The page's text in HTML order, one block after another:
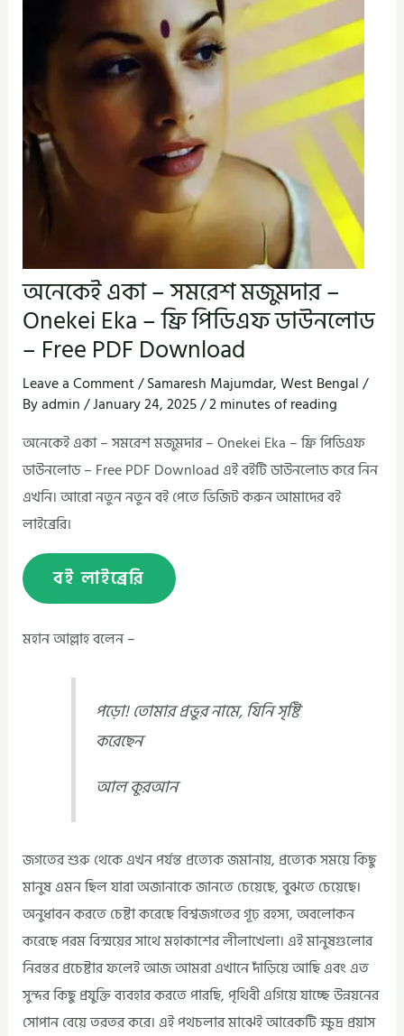
অনেকেই একা – সমরেশ মজুমদার –
Onekei Eka – ফ্রি পিডিএফ ডাউনলোড
– Free PDF Download
Leave a Comment/Samaresh Majumdar,West Bengal/
Byadmin/January 24, 2025/2 minutes of reading
অনেকেই একা – সমরেশ মজুমদার – Onekei Eka – ফ্রি পিডিএফ
ডাউনলোড – Free PDF Download এই বইটি ডাউনলোড করে নিন
এখনি। আরো নতুন নতুন বই পেতে ভিজিট করুন আমাদের বই
লাইব্রেরি।
বই লাইব্রেরি
মহান আল্লাহ বলেন –
পড়ো! তোমার প্রভুর নামে, যিনি সৃষ্টি
করেছেন
আল কুরআন
জগতের শুরু থেকে এখন পর্যন্ত প্রত্যেক জমানায়, প্রত্যেক সময়ে কিছু
মানুষ এমন ছিল যারা অজানাকে জানতে চেয়েছে, বুঝতে চেয়েছে।
অনুধাবন করতে চেষ্টা করেছে বিশ্বজগতের গূঢ় রহস্য, অবলোকন
করেছে পরম বিস্ময়ের সাথে মহাকাশের লীলাখেলা। এই মানুষগুলোর
নিরন্তর প্রচেষ্টার ফলেই আজ আমরা এখানে দাঁড়িয়ে আছি এবং এত
সুন্দর কিছু প্রযুক্তি ব্যবহার করতে পারছি, পৃথিবী এগিয়ে যাচ্ছে উন্নয়নের
সোপান বেয়ে তরতর করে। এই পথচলার মাঝেই আরেকটি ক্ষুদ্র প্রয়াস